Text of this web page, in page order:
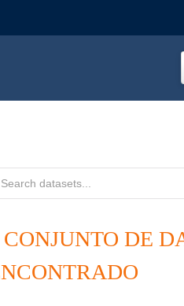
CONJUNTO DE